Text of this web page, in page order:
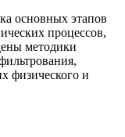
основных этапов
процессов,
методики
физического и